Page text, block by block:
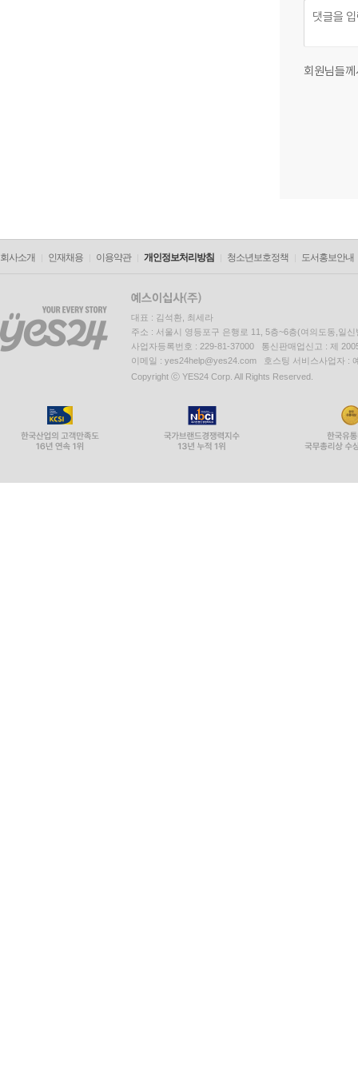
회원님들
회사소개 인재채용 이용약관 개인정보처리방침 청소년보호정책 도서홍보안내
대표 : 김석환, 최세라
주소 : 서울시 영등포구 은행로 11, 5층~6층(여의도동,일신
사업자등록번호 : 229-81-37000 통신판매업신고 : 제
이메일 : yes24help@yes24.com 호스팅 서비스사업자 :
Copyright ⓒ YES24 Corp. All Rights Reserved.